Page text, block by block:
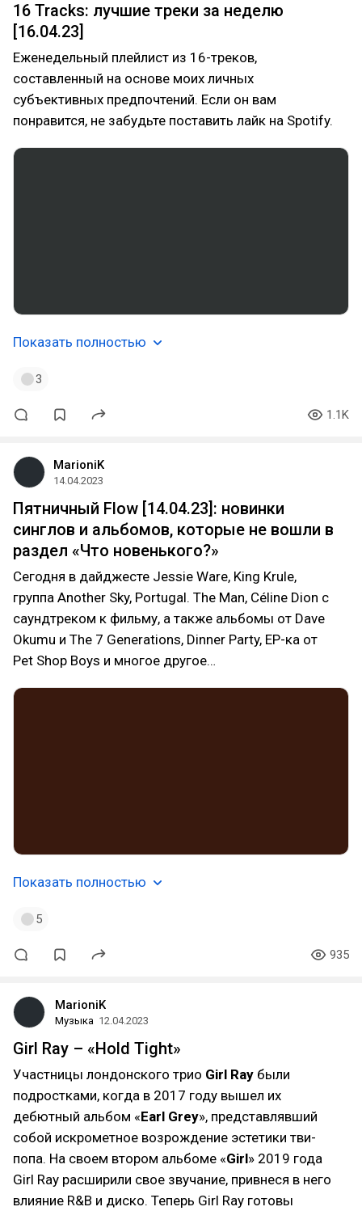
16 Tracks: лучшие треки за неделю
[16.04.23]
Еженедельный плейлист из 16-треков,
составленный на основе моих личных
субъективных предпочтений. Если он вам
понравится, не забудьте поставить лайк на Spotify.
Показать полностью
3
1.1K
MarioniK
14.04.2023
Пятничный Flow [14.04.23]: новинки
синглов и альбомов, которые не вошли в
раздел «Что новенького?»
Сегодня в дайджесте Jessie Ware, King Krule,
группа Another Sky, Portugal. The Man, Céline Dion с
саундтреком к фильму, а также альбомы от Dave
Okumu и The 7 Generations, Dinner Party, EP-ка от
Pet Shop Boys и многое другое…
Показать полностью
5
935
MarioniK
Музыка 12.04.2023
Girl Ray – «Hold Tight»
Участницы лондонского трио Girl Ray были
подростками, когда в 2017 году вышел их
дебютный альбом «Earl Grey», представлявший
собой искрометное возрождение эстетики тви-
попа. На своем втором альбоме «Girl» 2019 года
Girl Ray расширили свое звучание, привнеся в него
влияние R&B и диско. Теперь Girl Ray готовы